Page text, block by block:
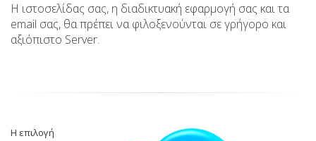
Η ιστοσελίδας σας, η διαδικτυακή εφαρμογή σας και τα
email σας, θα πρέπει να φιλοξενούνται σε γρήγορο και
αξιόπιστο Server.
Η επιλογή